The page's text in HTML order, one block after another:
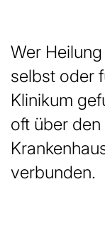
Wer
selbst oder
Klinikum
oft über
verbunden.